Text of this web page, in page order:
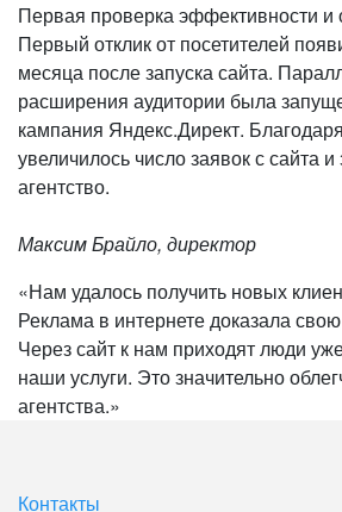
Первая проверка эффективности и
Первый отклик от посетителей
месяца после запуска сайта.
расширения аудитории была
кампания Яндекс.Директ.
увеличилось число заявок с сайта и
агентство.
Максим Брайло, директор
«Нам удалось получить новых
Реклама в интернете доказала
Через сайт к нам приходят люди
наши услуги. Это значительно
агентства.»
Контакты